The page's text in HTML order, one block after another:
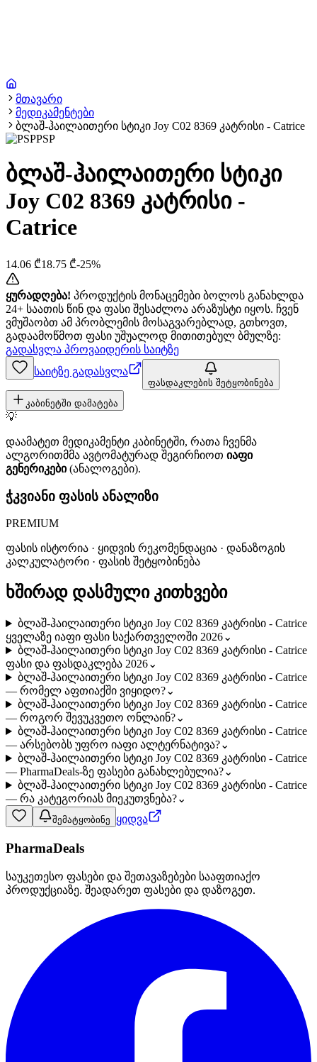
მთავარი
მედიკამენტები
ბლაშ-ჰაილაითერი სტიკი Joy C02 8369 კატრისი - Catrice
PSP
ბლაშ-ჰაილაითერი სტიკი
Joy C02 8369 კატრისი -
Catrice
14.06 ₾18.75 ₾-25%
ყურადღება! პროდუქტის მონაცემები ბოლოს განახლდა
24+ საათის წინ და ფასი შესაძლოა არაზუსტი იყოს. ჩვენ
ვმუშაობთ ამ პრობლემის მოსაგვარებლად, გთხოვთ,
გადაამოწმოთ ფასი უშუალოდ მითითებულ ბმულზე:
გადასვლა პროვაიდერის საიტზე
საიტზე გადასვლა
ფასდაკლების შეტყობინება
კაბინეტში დამატება
💡
დაამატეთ მედიკამენტი კაბინეტში, რათა ჩვენმა
ალგორითმმა ავტომატურად შეგირჩიოთ იაფი
გენერიკები(ანალოგები).
ჭკვიანი ფასის ანალიზი
PREMIUM
ფასის ისტორია · ყიდვის რეკომენდაცია · დანაზოგის
კალკულატორი · ფასის შეტყობინება
ხშირად დასმული კითხვები
ბლაშ-ჰაილაითერი სტიკი Joy C02 8369 კატრისი - Catrice
ყველაზე იაფი ფასი საქართველოში 2026⌄
ბლაშ-ჰაილაითერი სტიკი Joy C02 8369 კატრისი - Catrice
ფასი და ფასდაკლება 2026⌄
ბლაშ-ჰაილაითერი სტიკი Joy C02 8369 კატრისი - Catrice
— რომელ აფთიაქში ვიყიდო?⌄
ბლაშ-ჰაილაითერი სტიკი Joy C02 8369 კატრისი - Catrice
— როგორ შევუკვეთო ონლაინ?⌄
ბლაშ-ჰაილაითერი სტიკი Joy C02 8369 კატრისი - Catrice
— არსებობს უფრო იაფი ალტერნატივა?⌄
ბლაშ-ჰაილაითერი სტიკი Joy C02 8369 კატრისი - Catrice
— PharmaDeals-ზე ფასები განახლებულია?⌄
ბლაშ-ჰაილაითერი სტიკი Joy C02 8369 კატრისი - Catrice
— რა კატეგორიას მიეკუთვნება?⌄
შემატყობინე ყიდვა
PharmaDeals
საუკეთესო ფასები და შეთავაზებები სააფთიაქო
პროდუქციაზე. შეადარეთ ფასები და დაზოგეთ.